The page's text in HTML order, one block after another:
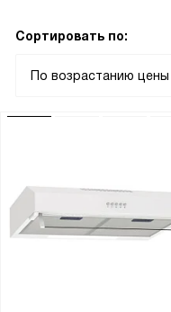
Сортировать по:
По возрастанию цены